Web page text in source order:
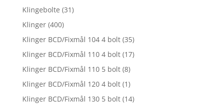
Klingebolte (31)
Klinger (400)
Klinger BCD/Fixmål 104 4 bolt (35)
Klinger BCD/Fixmål 110 4 bolt (17)
Klinger BCD/Fixmål 110 5 bolt (8)
Klinger BCD/Fixmål 120 4 bolt (1)
Klinger BCD/Fixmål 130 5 bolt (14)